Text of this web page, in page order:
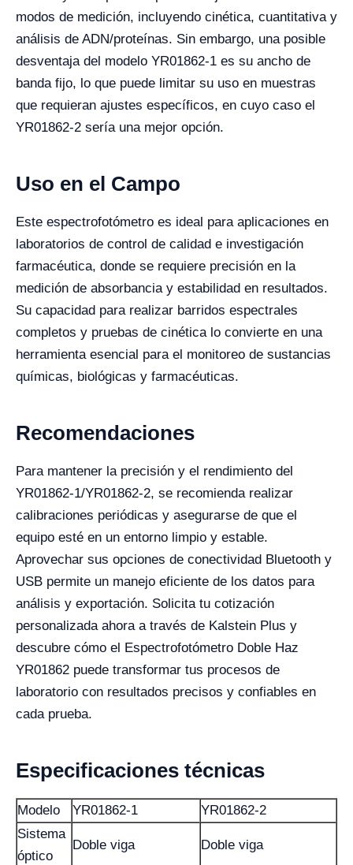
modos de medición, incluyendo cinética, cuantitativa y
análisis de ADN/proteínas. Sin embargo, una posible
desventaja del modelo YR01862-1 es su ancho de
banda fijo, lo que puede limitar su uso en muestras
que requieran ajustes específicos, en cuyo caso el
YR01862-2 sería una mejor opción.
Uso en el Campo
Este espectrofotómetro es ideal para aplicaciones en
laboratorios de control de calidad e investigación
farmacéutica, donde se requiere precisión en la
medición de absorbancia y estabilidad en resultados.
Su capacidad para realizar barridos espectrales
completos y pruebas de cinética lo convierte en una
herramienta esencial para el monitoreo de sustancias
químicas, biológicas y farmacéuticas.
Recomendaciones
Para mantener la precisión y el rendimiento del
YR01862-1/YR01862-2, se recomienda realizar
calibraciones periódicas y asegurarse de que el
equipo esté en un entorno limpio y estable.
Aprovechar sus opciones de conectividad Bluetooth y
USB permite un manejo eficiente de los datos para
análisis y exportación. Solicita tu cotización
personalizada ahora a través de Kalstein Plus y
descubre cómo el Espectrofotómetro Doble Haz
YR01862 puede transformar tus procesos de
laboratorio con resultados precisos y confiables en
cada prueba.
Especificaciones técnicas
Modelo YR01862-1
YR01862-2
Sistema
óptico
Doble viga Doble viga